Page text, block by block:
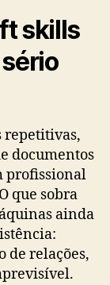
skills
repetitivas,
documentos
profissional
que sobra
ainda
de relações,